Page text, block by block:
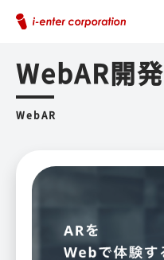
WebAR開発
WebAR